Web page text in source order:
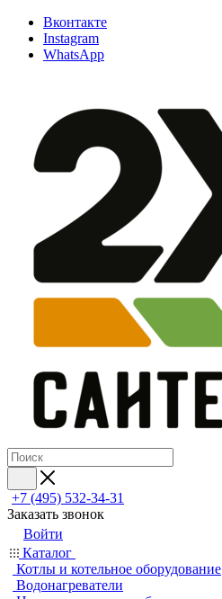
Вконтакте
Instagram
WhatsApp
+7 (495) 532‑34‑31
Заказать звонок
Войти
Каталог
Котлы и котельное оборудование
Водонагреватели